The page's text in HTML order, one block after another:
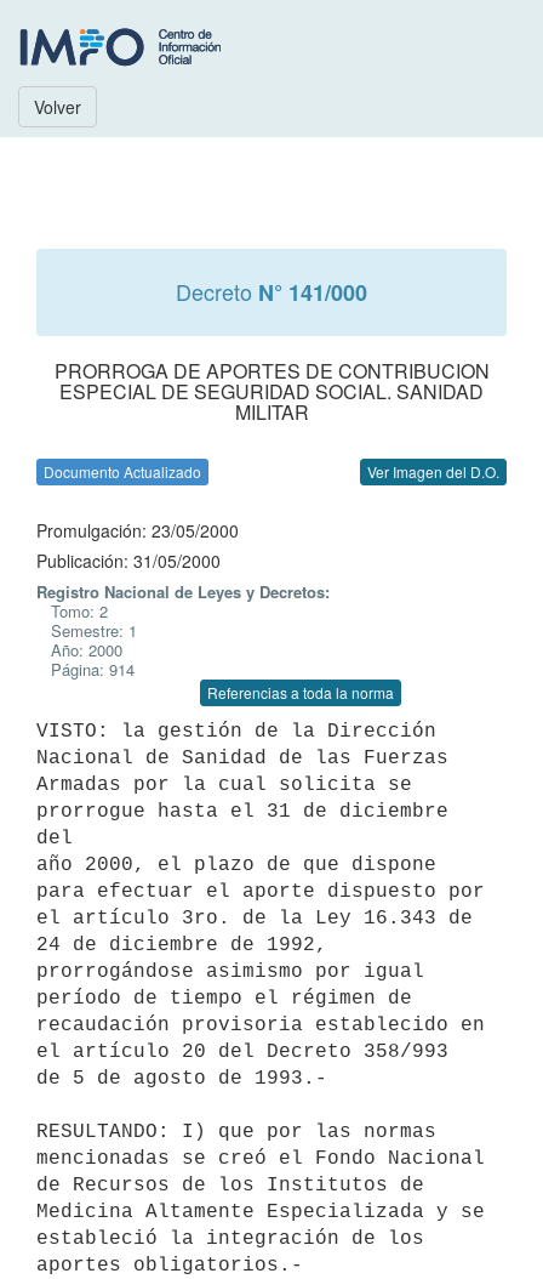
Volver
Decreto N° 141/000
PRORROGA DE APORTES DE CONTRIBUCION
ESPECIAL DE SEGURIDAD SOCIAL. SANIDAD
MILITAR
Documento Actualizado Ver Imagen del D.O.
Promulgación: 23/05/2000
Publicación: 31/05/2000
Registro Nacional de Leyes y Decretos:
Tomo: 2
Semestre: 1
Año: 2000
Página: 914
Referencias a toda la norma
VISTO: la gestión de la Dirección
Nacional de Sanidad de las Fuerzas
Armadas por la cual solicita se
prorrogue hasta el 31 de diciembre
del
año 2000, el plazo de que dispone
para efectuar el aporte dispuesto por
el artículo 3ro. de la Ley 16.343 de
24 de diciembre de 1992,
prorrogándose asimismo por igual
período de tiempo el régimen de
recaudación provisoria establecido en
el artículo 20 del Decreto 358/993
de 5 de agosto de 1993.-
RESULTANDO: I) que por las normas
mencionadas se creó el Fondo Nacional
de Recursos de los Institutos de
Medicina Altamente Especializada y se
estableció la integración de los
aportes obligatorios.-